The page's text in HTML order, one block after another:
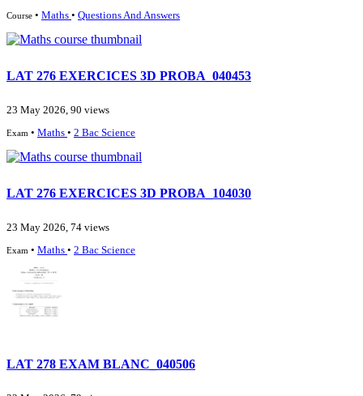
Course • Maths • Questions And Answers
LAT 276 EXERCICES 3D PROBA_040453
23 May 2026, 90 views
Exam • Maths • 2 Bac Science
LAT 276 EXERCICES 3D PROBA_104030
23 May 2026, 74 views
Exam • Maths • 2 Bac Science
LAT 278 EXAM BLANC_040506